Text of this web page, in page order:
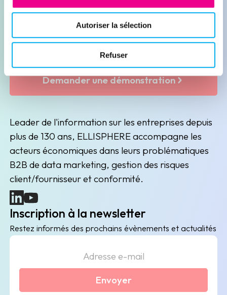
Autoriser la sélection
Refuser
Contacter nos experts
Demander une démonstration
Leader de l'information sur les entreprises depuis
plus de 130 ans, ELLISPHERE accompagne les
acteurs économiques dans leurs problématiques
B2B de data marketing, gestion des risques
client/fournisseur et conformité.
(nouvelle fenêtre)
(nouvelle fenêtre)
Inscription à la newsletter
Restez informés des prochains évènements et actualités
Envoyer